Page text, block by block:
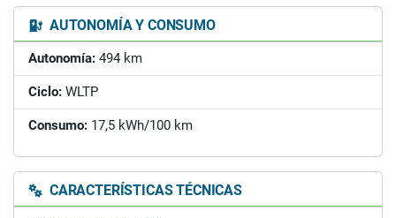
AUTONOMÍA Y CONSUMO
Autonomía: 494 km
Ciclo: WLTP
Consumo: 17,5 kWh/100 km
CARACTERÍSTICAS TÉCNICAS